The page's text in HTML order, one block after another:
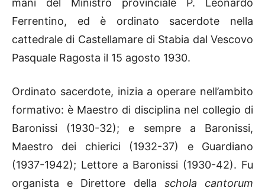
Ferrentino, ed è ordinato sacerdote nella
cattedrale di Castellamare di Stabia dal Vescovo
Pasquale Ragosta il 15 agosto 1930.
Ordinato sacerdote, inizia a operare nell’ambito
formativo: è Maestro di disciplina nel collegio di
Baronissi (1930-32); e sempre a Baronissi,
Maestro dei chierici (1932-37) e Guardiano
(1937-1942); Lettore a Baronissi (1930-42). Fu
organista e Direttore della schola cantorum